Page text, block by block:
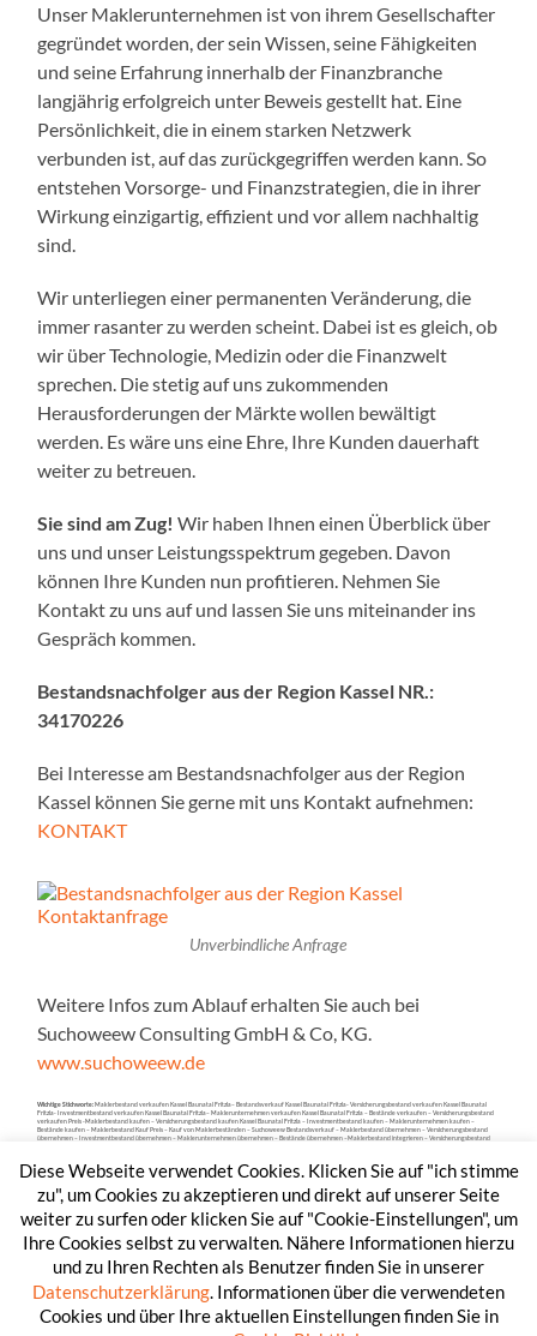
Unser Maklerunternehmen ist von ihrem Gesellschafter
gegründet worden, der sein Wissen, seine Fähigkeiten
und seine Erfahrung innerhalb der Finanzbranche
langjährig erfolgreich unter Beweis gestellt hat. Eine
Persönlichkeit, die in einem starken Netzwerk
verbunden ist, auf das zurückgegriffen werden kann. So
entstehen Vorsorge- und Finanzstrategien, die in ihrer
Wirkung einzigartig, effizient und vor allem nachhaltig
sind.
Wir unterliegen einer permanenten Veränderung, die
immer rasanter zu werden scheint. Dabei ist es gleich, ob
wir über Technologie, Medizin oder die Finanzwelt
sprechen. Die stetig auf uns zukommenden
Herausforderungen der Märkte wollen bewältigt
werden. Es wäre uns eine Ehre, Ihre Kunden dauerhaft
weiter zu betreuen.
Sie sind am Zug!Wir haben Ihnen einen Überblick über
uns und unser Leistungsspektrum gegeben. Davon
können Ihre Kunden nun profitieren. Nehmen Sie
Kontakt zu uns auf und lassen Sie uns miteinander ins
Gespräch kommen.
Bestandsnachfolger aus der Region Kassel NR.:
34170226
Bei Interesse am Bestandsnachfolger aus der Region
Kassel können Sie gerne mit uns Kontakt aufnehmen:
KONTAKT
Unverbindliche Anfrage
Weitere Infos zum Ablauf erhalten Sie auch bei
Suchoweew Consulting GmbH & Co, KG.
www.suchoweew.de
Wichtige Stichworte:Maklerbestand verkaufen Kassel Baunatal Fritzla– Bestandsverkauf Kassel Baunatal Fritzla- Versicherungsbestand verkaufen Kassel Baunatal
Fritzla- Investmentbestand verkaufen Kassel Baunatal Fritzla– Maklerunternehmen verkaufen Kassel Baunatal Fritzla – Bestände verkaufen – Versicherungsbestand
verkaufen Preis -Maklerbestand kaufen – Versicherungsbestand kaufen Kassel Baunatal Fritzla – Investmentbestand kaufen – Maklerunternehmen kaufen –
Bestände kaufen – Maklerbestand Kauf Preis – Kauf von Maklerbeständen – Suchoweew Bestandsverkauf – Maklerbestand übernehmen – Versicherungsbestand
übernehmen – Investmentbestand übernehmen – Maklerunternehmen übernehmen – Bestände übernehmen –Maklerbestand integrieren – Versicherungsbestand
Diese Webseite verwendet Cookies. Klicken Sie auf "ich stimme
zu", um Cookies zu akzeptieren und direkt auf unserer Seite
weiter zu surfen oder klicken Sie auf "Cookie-Einstellungen", um
Ihre Cookies selbst zu verwalten. Nähere Informationen hierzu
und zu Ihren Rechten als Benutzer finden Sie in unserer
Datenschutzerklärung . Informationen über die verwendeten
Cookies und über Ihre aktuellen Einstellungen finden Sie in